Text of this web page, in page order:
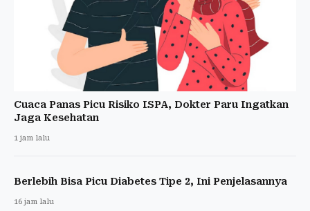
Cuaca Panas Picu Risiko ISPA, Dokter Paru Ingatkan
Jaga Kesehatan
1 jam lalu
Berlebih Bisa Picu Diabetes Tipe 2, Ini Penjelasannya
16 jam lalu